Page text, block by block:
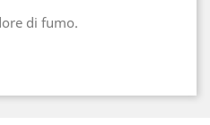
di fumo.